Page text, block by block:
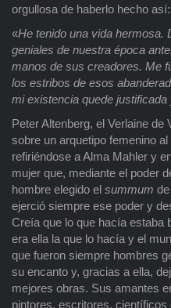
orgullosa de haberlo hecho así:
«He tenido una vida hermosa.
geniales de nuestra época
manos de sus creadores. Me
los estribos de esos
mi existencia quede justificada
Peter Altenberg, el Verlaine
sobre un arquetipo femenino
refiriéndose a Alma Mahler y
mujer que, mediante el poder
hombre elegido el summum
ejerció siempre ese poder y
Creía que lo que hacía estaba
era ella la que lo hacía y el
que fueron siempre hombres
su encanto y, gracias a ella,
mejores obras. Sus amantes
pintores, escritores,